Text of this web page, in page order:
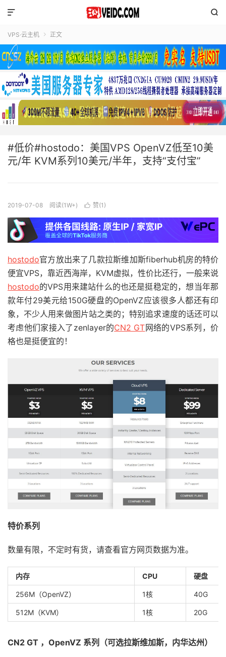


VPS·云主机  正文
#低价#hostodo：美国VPS OpenVZ低至10美
元/年 KVM系列10美元/半年，支持“支付宝”
2019-07-08 阅读(1W+)  赞(1 )
hostodo官方放出来了几款拉斯维加斯fiberhub机房的特价
便宜VPS，靠近西海岸，KVM虚拟，性价比还行，一般来说
hostodo的VPS用来建站什么的也还是挺稳定的，想当年那
款年付29美元给150G硬盘的OpenVZ应该很多人都还有印
象，不少人用来做图片站之类的；特别追求速度的话还可以
考虑他们家接入了zenlayer的CN2 GT网络的VPS系列，价
格也是挺便宜的！
特价系列
数量有限，不定时有货，请查看官方网页数据为准。
内存 CPU 硬盘
256M（OpenVZ） 1核 40G
512M（KVM） 1核 20G
CN2 GT ，OpenVZ 系列（可选拉斯维加斯，内华达州）